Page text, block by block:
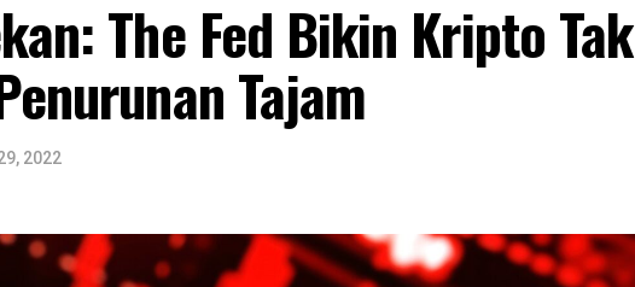
The Fed Bikin Kripto Tak
Tajam
2022